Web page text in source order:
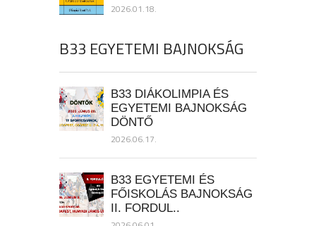
2026.01.18.
B33 EGYETEMI BAJNOKSÁG
B33 DIÁKOLIMPIA ÉS
EGYETEMI BAJNOKSÁG
DÖNTŐ
2026.06.17.
B33 EGYETEMI ÉS
FŐISKOLÁS BAJNOKSÁG
II. FORDUL..